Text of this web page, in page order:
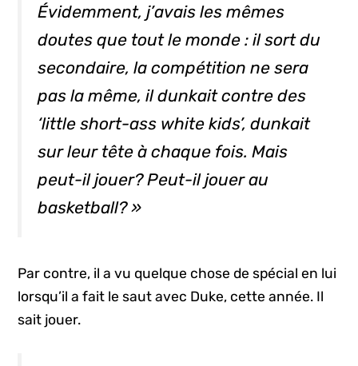
Évidemment, j’avais les mêmes
doutes que tout le monde : il sort du
secondaire, la compétition ne sera
pas la même, il dunkait contre des
‘little short-ass white kids’, dunkait
sur leur tête à chaque fois. Mais
peut-il jouer? Peut-il jouer au
basketball? »
Par contre, il a vu quelque chose de spécial en lui
lorsqu’il a fait le saut avec Duke, cette année. Il
sait jouer.